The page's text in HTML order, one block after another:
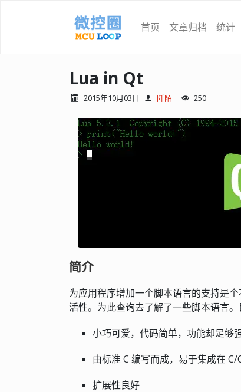
首页 文章归档 统计
Lua in Qt
2015年10月03日 阡陌 250
简介
为应用程序增加一个脚本语言的支持是
活性。为此查询去了解了一些脚本语言
小巧可爱，代码简单，功能却足够强
由标准 C 编写而成，易于集成在 C/
扩展性良好